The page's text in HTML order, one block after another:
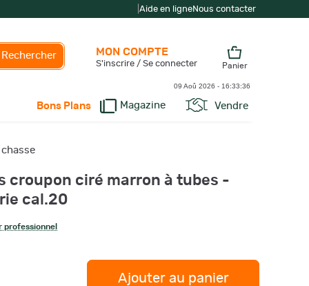
Aide en ligneNous contacter
Rechercher
Bons Plans Magazine Vendre
MON COMPTE
S'inscrire / Se connecter Panier
09 Aoû 2026 - 16:33:37
croupon ciré marron à tubes -
cal.20
professionnel
Ajouter au panier